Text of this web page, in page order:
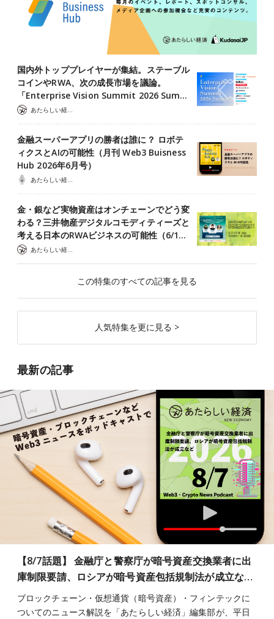
国内外トッププレイヤーが集結。ステーブル
コインやRWA、次の成長市場を議論。
「Enterprise Vision Summit 2026 Sum…
金融スーパーアプリの勝者は誰に？ ロボテ
ィクスとAIの可能性（月刊 Web3 Buisness
Hub 2026年6月号）
金・銀など実物資産はオンチェーンでどう変
わる？三井物産デジタルコモディティーズと
考える日本のRWAビジネスの可能性（6/1…
この特集のすべての記事を見る
人気特集を更に見る >
最新の記事
【8/7話題】 金融庁と警察庁が暗号資産交換業者に出
庫制限要請、ロシアが暗号資産包括規制法が成立な…
ブロックチェーン・仮想通貨（暗号資産）・フィンテックに
ついてのニュース解説を「あたらしい経済」編集部が、平日